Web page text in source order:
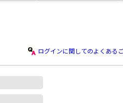
ログインに関してのよくある